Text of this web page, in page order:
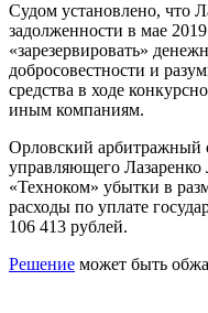
Судом установлено, что
задолженности в мае
«зарезервировать»
добросовестности и
средства в ходе
иным компаниям.
Орловский арбитражный
управляющего
«Техноком» убытки в
расходы по уплате
106 413 рублей.
Решение может быть